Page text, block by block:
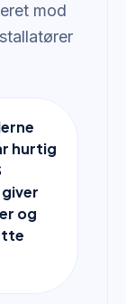
mod
hurtig
og